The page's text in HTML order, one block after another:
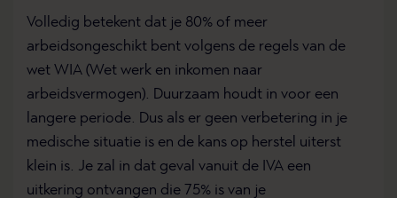
Volledig betekent dat je 80% of meer
arbeidsongeschikt bent volgens de regels van de
wet WIA (Wet werk en inkomen naar
arbeidsvermogen). Duurzaam houdt in voor een
langere periode. Dus als er geen verbetering in je
medische situatie is en de kans op herstel uiterst
klein is. Je zal in dat geval vanuit de IVA een
uitkering ontvangen die 75% is van je